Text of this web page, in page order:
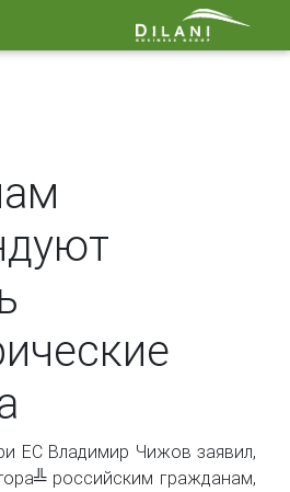
ЕС Владимир Чижов заявил,
российским гражданам,